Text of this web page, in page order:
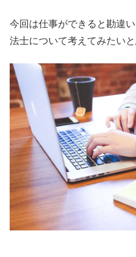
今回は仕事ができると勘違
法士について考えてみたいと